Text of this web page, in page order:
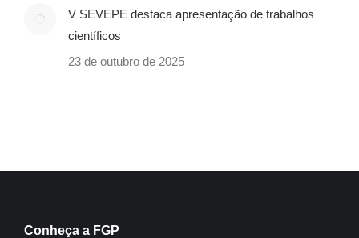
V SEVEPE destaca apresentação de trabalhos
científicos
23 de outubro de 2025
Conheça a FGP